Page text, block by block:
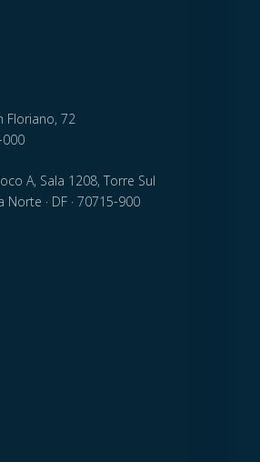
Floriano, 72
000
A, Sala 1208, Torre Sul
Norte · DF · 70715-900